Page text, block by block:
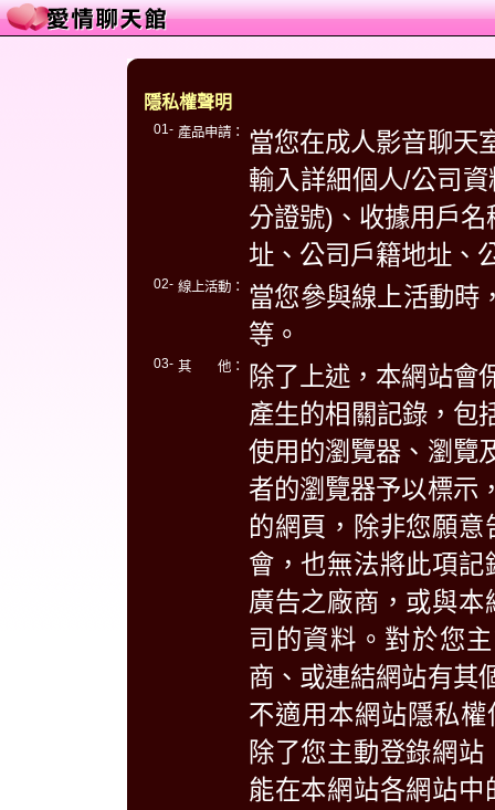
隱私權聲明
01- 產品申請：
當您在成人影音聊天
輸入詳細個人/公司
分證號)、收據用戶
址、公司戶籍地址、
02- 線上活動：
當您參與線上活動時
等。
03- 其 他：
除了上述，本網站會
產生的相關記錄，包
使用的瀏覽器、瀏覽
者的瀏覽器予以標示
的網頁，除非您願
會，也無法將此項
廣告之廠商，或與
司的資料。對於您
商、或連結網站有其
不適用本網站隱私
除了您主動登錄網
能在本網站各網站